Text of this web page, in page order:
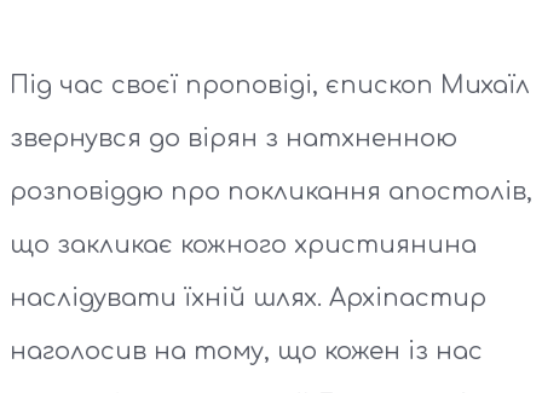
Під час своєї проповіді, єпископ Михаїл
звернувся до вірян з натхненною
розповіддю про покликання апостолів,
що закликає кожного християнина
наслідувати їхній шлях. Архіпастир
наголосив на тому, що кожен із нас